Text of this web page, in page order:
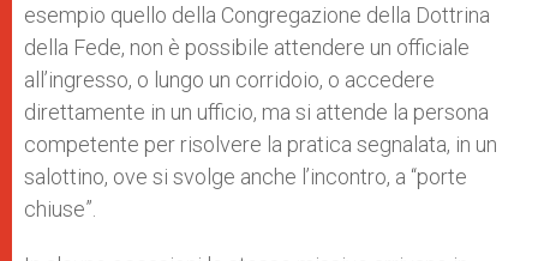
esempio quello della Congregazione della Dottrina
della Fede, non è possibile attendere un officiale
all’ingresso, o lungo un corridoio, o accedere
direttamente in un ufficio, ma si attende la persona
competente per risolvere la pratica segnalata, in un
salottino, ove si svolge anche l’incontro, a “porte
chiuse”.